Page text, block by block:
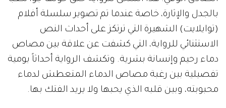
بالجدل والإثارة، خاصة عندما تم تصوير سلسلة أفلام
(توايلايت) الشهيرة التي ترتكز على أحداث النص
الاستثنائي للرواية، التي كشفت عن علاقة بين مصاص
دماء رحيم وإنسانة بشرية. وتكشف الرواية أحداثاً يومية
تفصيلية بين رغبة مصاص الدماء المتعطش لدماء
محبوبته، وبين قلبه الذي يحبها ولا يريد الفتك بها.